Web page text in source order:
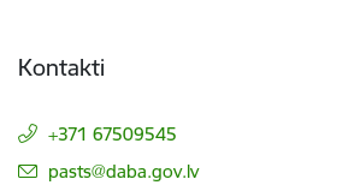
Kontakti
+371 67509545
E-pasts:
pasts@daba.gov.lv